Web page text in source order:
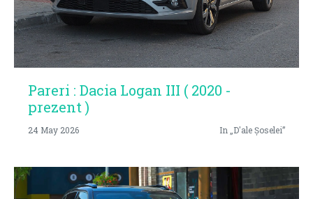
Pareri : Dacia Logan III ( 2020 -
prezent )
24 May 2026 In „D'ale Șoselei”